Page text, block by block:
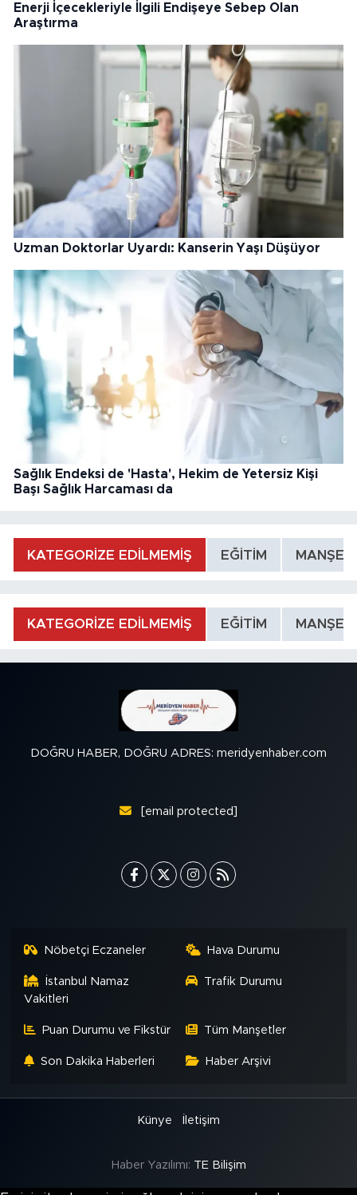
Enerji İçecekleriyle İlgili Endişeye Sebep Olan
Araştırma
Uzman Doktorlar Uyardı: Kanserin Yaşı Düşüyor
Sağlık Endeksi de 'Hasta', Hekim de Yetersiz Kişi
Başı Sağlık Harcaması da
KATEGORİZE EDİLMEMİŞ EĞİTİM MANŞET
KATEGORİZE EDİLMEMİŞ EĞİTİM MANŞET
DOĞRU HABER, DOĞRU ADRES: meridyenhaber.com
[email protected]
Nöbetçi Eczaneler Hava Durumu
İstanbul Namaz
Vakitleri
Trafik Durumu
Puan Durumu ve Fikstür Tüm Manşetler
Son Dakika Haberleri Haber Arşivi
Künye İletişim
Haber Yazılımı: TE Bilişim